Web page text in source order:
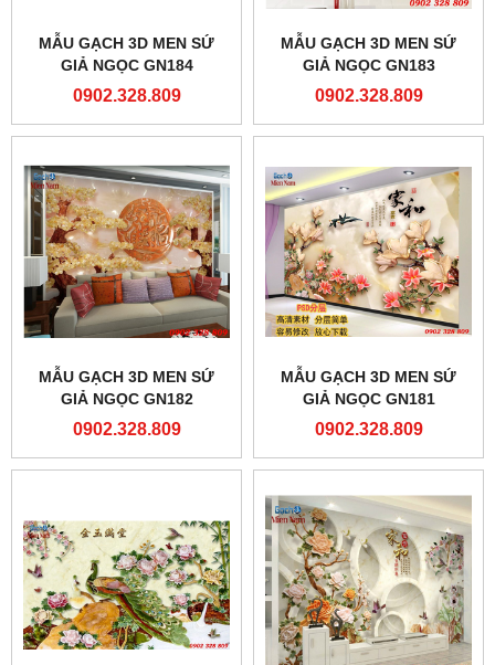
MẪU GẠCH 3D MEN SỨ
GIẢ NGỌC GN184
0902.328.809
MẪU GẠCH 3D MEN SỨ
GIẢ NGỌC GN183
0902.328.809
MẪU GẠCH 3D MEN SỨ
GIẢ NGỌC GN182
0902.328.809
MẪU GẠCH 3D MEN SỨ
GIẢ NGỌC GN181
0902.328.809